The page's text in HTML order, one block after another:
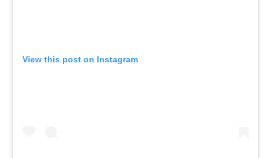
View this post on Instagram